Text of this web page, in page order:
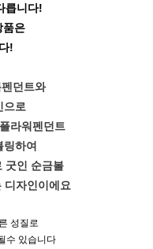
릅니다!
품은
!
던트와
으로
라워펜던트
하여
굿인 순금볼
디자인이에요
성질로
수 있습니다